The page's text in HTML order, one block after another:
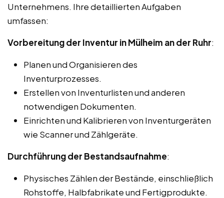
Unternehmens. Ihre detaillierten Aufgaben
umfassen:
Vorbereitung der Inventur in Mülheim an der Ruhr:
Planen und Organisieren des
Inventurprozesses.
Erstellen von Inventurlisten und anderen
notwendigen Dokumenten.
Einrichten und Kalibrieren von Inventurgeräten
wie Scanner und Zählgeräte.
Durchführung der Bestandsaufnahme:
Physisches Zählen der Bestände, einschließlich
Rohstoffe, Halbfabrikate und Fertigprodukte.